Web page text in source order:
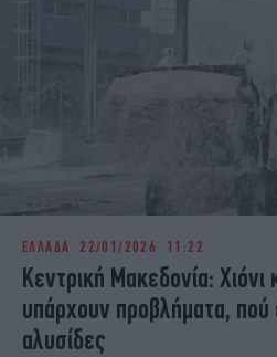
ΕΛΛΑΔΑ 22/01/2026 11:22
Κεντρική Μακεδονία:
υπάρχουν προβλήματα, πού
αλυσίδες